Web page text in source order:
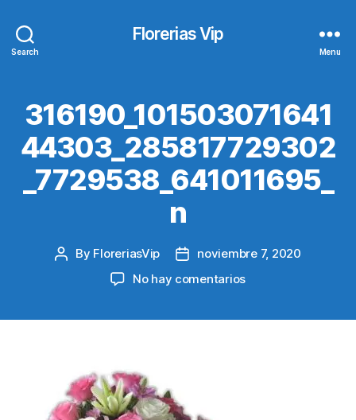
Search
Florerias Vip
Menu
316190_101503071641
44303_285817729302
_7729538_641011695_
n
Post
By FloreriasVip
Postnoviembre 7, 2020
No hay comentariosen